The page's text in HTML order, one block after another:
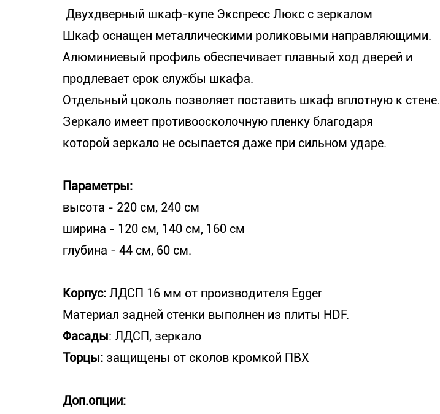
Двухдверный шкаф-купе Экспресс Люкс с зеркалом
Шкаф оснащен металлическими роликовыми направляющими.
Алюминиевый профиль обеспечивает плавный ход дверей и
продлевает срок службы шкафа.
Отдельный цоколь позволяет поставить шкаф вплотную к стене.
Зеркало имеет противоосколочную пленку благодаря
которой зеркало не осыпается даже при сильном ударе.
Параметры:
высота - 220 см, 240 см
ширина - 120 см, 140 см, 160 см
глубина - 44 см, 60 см.
Корпус: ЛДСП 16 мм от производителя Egger
Материал задней стенки выполнен из плиты HDF.
Фасады: ЛДСП, зеркало
Торцы: защищены от сколов кромкой ПВХ
Доп.опции: